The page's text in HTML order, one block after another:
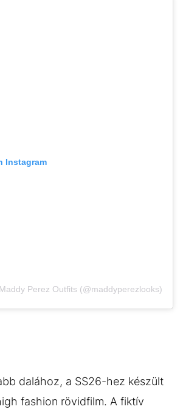
Instagram
Perez Outfits (@maddyperezlooks)
dalához, a SS26-hez készült
fashion rövidfilm. A fiktív